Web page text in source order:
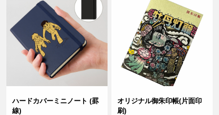
ハードカバーミニノート (罫
線)
オリジナル御朱印帳(片面印
刷)